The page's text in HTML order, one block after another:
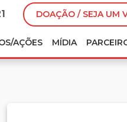
DOAÇÃO / SEJA UM
AÇÕES MÍDIA